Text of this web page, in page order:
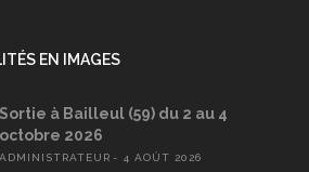
EN IMAGES
Sortie à Bailleul (59) du 2 au 4
octobre 2026
ADMINISTRATEUR 4 AOÛT 2026